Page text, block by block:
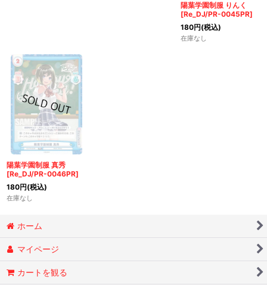
陽葉学園制服 りんく
[Re_DJ/PR-0045PR]
180円(税込)
在庫なし
陽葉学園制服 真秀
[Re_DJ/PR-0046PR]
180円(税込)
在庫なし
ホーム
マイページ
カートを観る